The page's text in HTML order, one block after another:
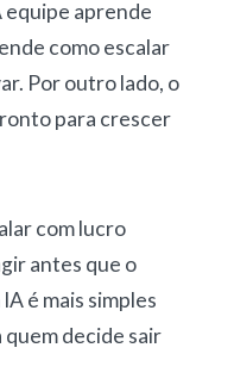
equipe aprende
como escalar
Por outro lado, o
para crescer
com lucro
antes que o
é mais simples
quem decide sair